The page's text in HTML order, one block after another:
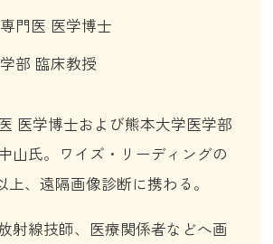
門医 医学博士
部 臨床教授
医学博士および熊本大学医学部
山氏。ワイズ・リーディングの
上、遠隔画像診断に携わる。
射線技師、医療関係者などへ画